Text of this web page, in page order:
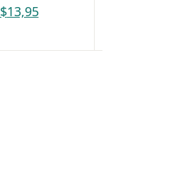
$13,95